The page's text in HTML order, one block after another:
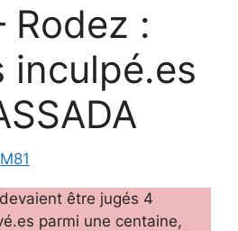
Rodez :
inculpé.es
être jugés 4
parmi une centaine,